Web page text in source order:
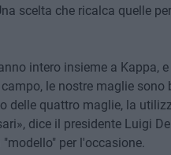
scelta che ricalca quelle
intero insieme a Kappa,
le nostre maglie sono
delle quattro maglie, la
dice il presidente Luigi
per l'occasione.